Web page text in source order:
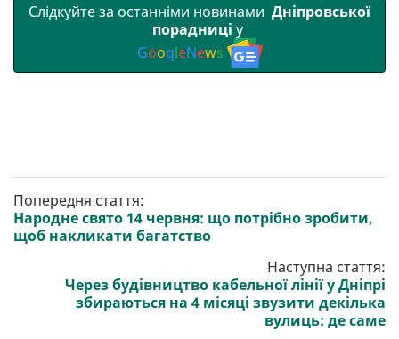
Слідкуйте за останніми новинами Дніпровської
порадниці у
GoogleNews
Попередня стаття:
Народне свято 14 червня: що потрібно зробити,
щоб накликати багатство
Наступна стаття:
Через будівництво кабельної лінії у Дніпрі
збираються на 4 місяці звузити декілька
вулиць: де саме